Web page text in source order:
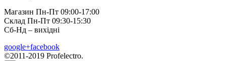
Магазин Пн-Пт 09:00-17:00
Склад Пн-Пт 09:30-15:30
Сб-Нд – вихідні
google+facebook
©2011-2019 Profelectro.